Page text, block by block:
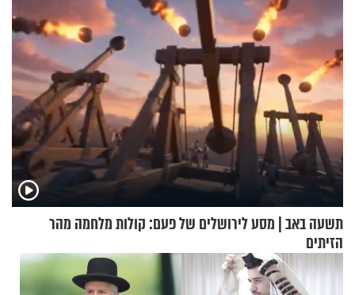
תשעה באב | מסע לירושלים של פעם: קולות מלחמה מהר
הזיתים